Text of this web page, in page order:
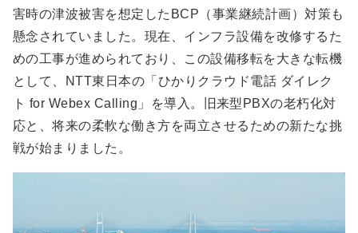
害時の津波被害を想定したBCP（事業継続計画）対策も
懸念されていました。現在、インフラ設備を改修するた
めの工事が進められており、この設備移転を大きな転機
として、NTT東日本の「ひかりクラウド電話 ダイレク
ト for Webex Calling」を導入。旧来型PBXの老朽化対
応と、将来の柔軟な働き方を両立させるための新たな挑
戦が始まりました。